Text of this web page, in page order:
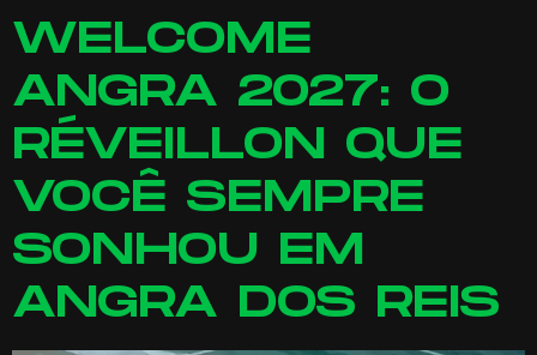
WELCOME
ANGRA 2027: O
RÉVEILLON QUE
VOCÊ SEMPRE
SONHOU EM
ANGRA DOS REIS